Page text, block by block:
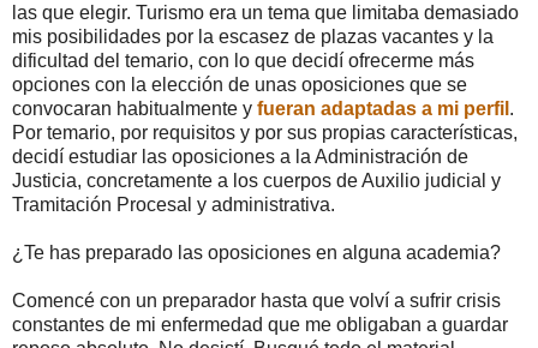
las que elegir. Turismo era un tema que limitaba demasiado
mis posibilidades por la escasez de plazas vacantes y la
dificultad del temario, con lo que decidí ofrecerme más
opciones con la elección de unas oposiciones que se
convocaran habitualmente y fueran adaptadas a mi perfil .
Por temario, por requisitos y por sus propias características,
decidí estudiar las oposiciones a la Administración de
Justicia, concretamente a los cuerpos de Auxilio judicial y
Tramitación Procesal y administrativa.
¿Te has preparado las oposiciones en alguna academia?
Comencé con un preparador hasta que volví a sufrir crisis
constantes de mi enfermedad que me obligaban a guardar